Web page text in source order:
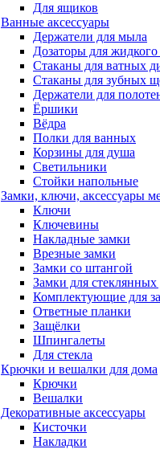
Для ящиков
Ванные аксессуары
Держатели для мыла
Дозаторы для
Стаканы для ватных
Стаканы для зубных
Держатели для
Ёршики
Вёдра
Полки для ванных
Корзины для душа
Светильники
Стойки напольные
Замки, ключи, аксессуары
Ключи
Ключевины
Накладные замки
Врезные замки
Замки со штангой
Замки для стеклянных
Комплектующие для
Ответные планки
Защёлки
Шпингалеты
Для стекла
Крючки и вешалки для дома
Крючки
Вешалки
Декоративные аксессуары
Кисточки
Накладки